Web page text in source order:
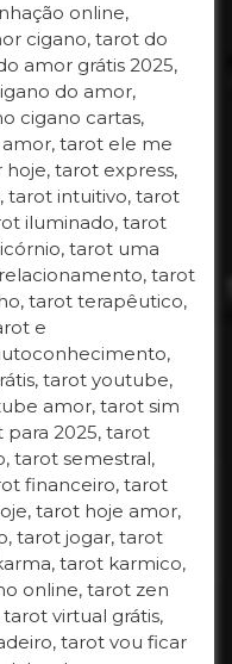
online,
cigano, tarot do
amor grátis 2025,
do amor,
cigano cartas,
tarot ele me
tarot express,
tarot intuitivo, tarot
iluminado, tarot
tarot uma
tarot
tarot terapêutico,
e
tarot youtube,
amor, tarot sim
para 2025, tarot
tarot semestral,
financeiro, tarot
tarot hoje amor,
tarot jogar, tarot
tarot karmico,
online, tarot zen
virtual grátis,
tarot vou ficar